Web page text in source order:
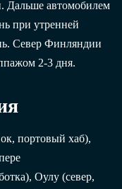
автомобилем
при утренней
Север Финляндии
2-3 дня.
портовый хаб),
Оулу (север,